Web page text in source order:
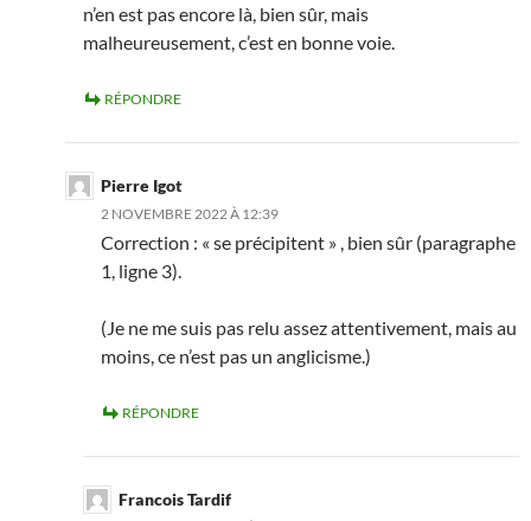
n’en est pas encore là, bien sûr, mais
malheureusement, c’est en bonne voie.
RÉPONDRE
Pierre Igot
2 NOVEMBRE 2022 À 12:39
Correction : « se précipitent » , bien sûr (paragraphe
1, ligne 3).
(Je ne me suis pas relu assez attentivement, mais au
moins, ce n’est pas un anglicisme.)
RÉPONDRE
Francois Tardif